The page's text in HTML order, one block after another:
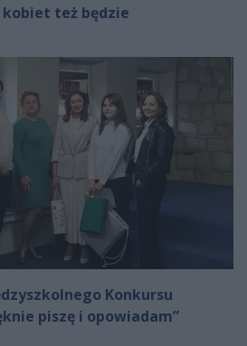
kobiet też będzie
Konkursu
piszę i opowiadam”